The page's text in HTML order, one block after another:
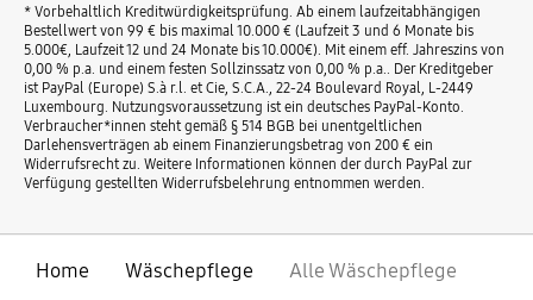
* Vorbehaltlich Kreditwürdigkeitsprüfung. Ab einem laufzeitabhängigen
Bestellwert von 99 € bis maximal 10.000 € (Laufzeit 3 und 6 Monate bis
5.000€, Laufzeit 12 und 24 Monate bis 10.000€). Mit einem eff. Jahreszins von
0,00 % p.a. und einem festen Sollzinssatz von 0,00 % p.a.. Der Kreditgeber
ist PayPal (Europe) S.à r.l. et Cie, S.C.A., 22-24 Boulevard Royal, L-2449
Luxembourg. Nutzungsvoraussetzung ist ein deutsches PayPal-Konto.
Verbraucher*innen steht gemäß § 514 BGB bei unentgeltlichen
Darlehensverträgen ab einem Finanzierungsbetrag von 200 € ein
Widerrufsrecht zu. Weitere Informationen können der durch PayPal zur
Verfügung gestellten Widerrufsbelehrung entnommen werden.
Home Wäschepflege Alle Wäschepflege